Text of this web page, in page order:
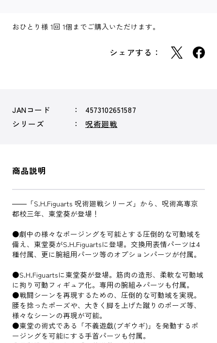
おひとり様 1回 1個までご購入いただけます。
シェアする：
JANコード
4573102651587
シリーズ
呪術廻戦
商品説明
――「S.H.Figuarts 呪術廻戦シリーズ」から、呪術高専京
都校三年、東堂葵が登場！
●劇中の様々なポージングを可能とする圧倒的な可動域を
備え、東堂葵がS.H.Figuartsに登場。交換用表情パーツは4
種付属、更に腕組用パーツ等のオプションパーツが付属。
●S.H.Figuartsに東堂葵が登場。筋肉の造形、柔軟な可動域
に拘り可動フィギュア化。専用の腕組みパーツも付属。
●戦闘シーンを再現するための、圧倒的な可動域を実現。
腰を捻ったポーズや、大きく脚を上げた蹴りのポーズ等、
様々なシーンの再現が可能。
●東堂の術式である「不義遊戯(ブギウギ)」を発動するポ
ージングを可能にする手首パーツも付属。